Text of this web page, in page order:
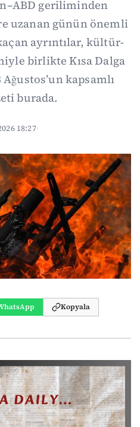
geriliminden
uzanan günün önemli
ayrıntılar, kültür-
birlikte Kısa Dalga
kapsamlı
burada.
18:27·
Kopyala